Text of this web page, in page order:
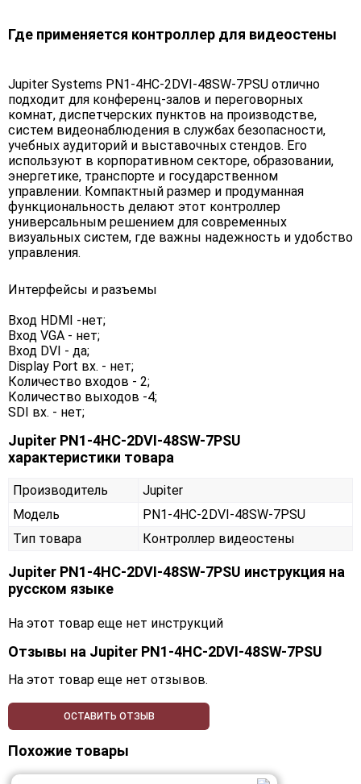
Где применяется контроллер для видеостены
Jupiter Systems PN1-4HC-2DVI-48SW-7PSU отлично
подходит для конференц-залов и переговорных
комнат, диспетчерских пунктов на производстве,
систем видеонаблюдения в службах безопасности,
учебных аудиторий и выставочных стендов. Его
используют в корпоративном секторе, образовании,
энергетике, транспорте и государственном
управлении. Компактный размер и продуманная
функциональность делают этот контроллер
универсальным решением для современных
визуальных систем, где важны надежность и удобство
управления.
Интерфейсы и разъемы
Вход HDMI -нет;
Вход VGA - нет;
Вход DVI - да;
Display Port вх. - нет;
Количество входов - 2;
Количество выходов -4;
SDI вх. - нет;
Jupiter PN1-4HC-2DVI-48SW-7PSU
характеристики товара
Производитель
Jupiter
Модель
PN1-4HC-2DVI-48SW-7PSU
Тип товара
Контроллер видеостены
Jupiter PN1-4HC-2DVI-48SW-7PSU инструкция на
русском языке
На этот товар еще нет инструкций
Отзывы на Jupiter PN1-4HC-2DVI-48SW-7PSU
На этот товар еще нет отзывов.
ОСТАВИТЬ ОТЗЫВ
Похожие товары